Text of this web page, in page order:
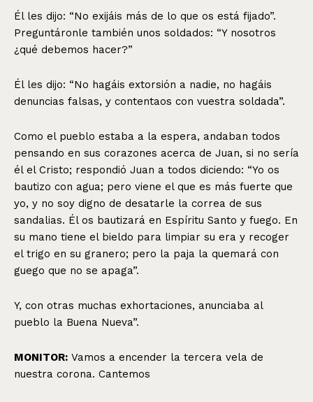
Él les dijo: “No exijáis más de lo que os está fijado”.
Preguntáronle también unos soldados: “Y nosotros
¿qué debemos hacer?”
Él les dijo: “No hagáis extorsión a nadie, no hagáis
denuncias falsas, y contentaos con vuestra soldada”.
Como el pueblo estaba a la espera, andaban todos
pensando en sus corazones acerca de Juan, si no sería
él el Cristo; respondió Juan a todos diciendo: “Yo os
bautizo con agua; pero viene el que es más fuerte que
yo, y no soy digno de desatarle la correa de sus
sandalias. Él os bautizará en Espíritu Santo y fuego. En
su mano tiene el bieldo para limpiar su era y recoger
el trigo en su granero; pero la paja la quemará con
guego que no se apaga”.
Y, con otras muchas exhortaciones, anunciaba al
pueblo la Buena Nueva”.
MONITOR: Vamos a encender la tercera vela de
nuestra corona. Cantemos